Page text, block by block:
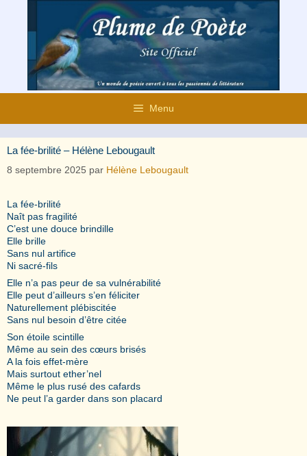
contenu
Menu
La fée-brilité – Hélène Lebougault
8 septembre 2025 par Hélène Lebougault
La fée-brilité
Naît pas fragilité
C’est une douce brindille
Elle brille
Sans nul artifice
Ni sacré-fils
Elle n’a pas peur de sa vulnérabilité
Elle peut d’ailleurs s’en féliciter
Naturellement plébiscitée
Sans nul besoin d’être citée
Son étoile scintille
Même au sein des cœurs brisés
A la fois effet-mère
Mais surtout ether’nel
Même le plus rusé des cafards
Ne peut l’a garder dans son placard